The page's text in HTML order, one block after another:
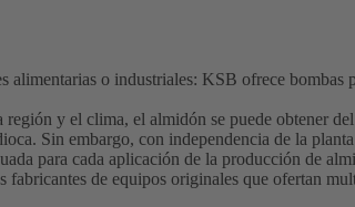
alimentarias o industriales: KSB ofrece bombas
región y el clima, el almidón se puede obtener
Sin embargo, con independencia de la
para cada aplicación de la producción de
fabricantes de equipos originales que ofertan